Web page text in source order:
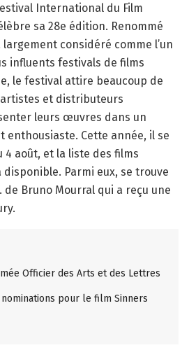
International du Film
sa 28e édition. Renommé
considéré comme l’un
influents festivals de films
le festival attire beaucoup de
et distributeurs
leurs œuvres dans un
enthousiaste. Cette année, il se
4 août, et la liste des films
Parmi eux, se trouve
Bruno Mourral qui a reçu une
Officier des Arts et des Lettres
pour le film Sinners